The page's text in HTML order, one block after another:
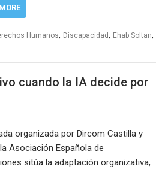
Humanos, Discapacidad, Ehab Soltan,
cuando la IA decide por
organizada por Dircom Castilla y
Asociación Española de
sitúa la adaptación organizativa,